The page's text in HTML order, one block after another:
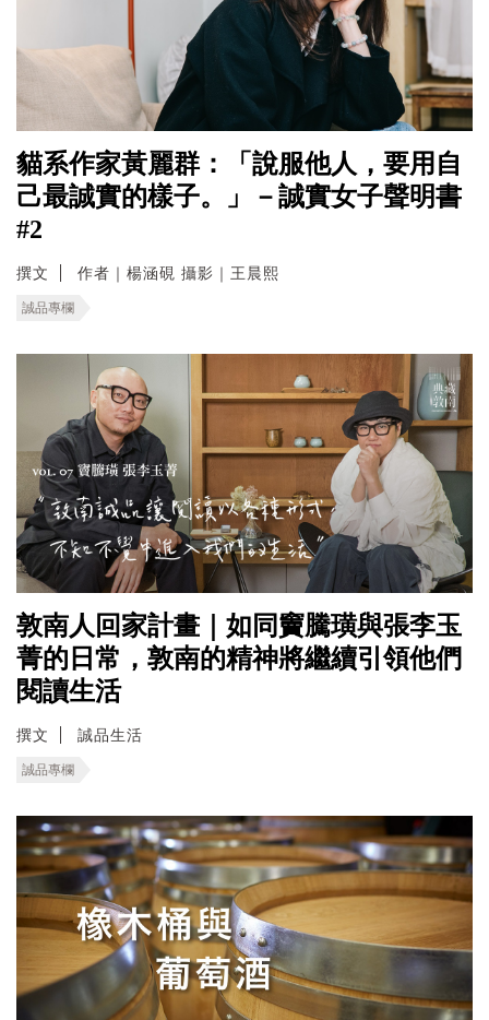
貓系作家黃麗群：「說服他人，要用自
己最誠實的樣子。」－誠實女子聲明書
#2
撰文 作者｜楊涵硯 攝影｜王晨熙
誠品專欄
敦南人回家計畫｜如同竇騰璜與張李玉
菁的日常，敦南的精神將繼續引領他們
閱讀生活
撰文 誠品生活
誠品專欄